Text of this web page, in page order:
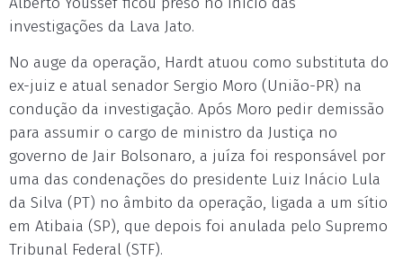
investigações da Lava Jato.
No auge da operação, Hardt atuou como substituta do
ex-juiz e atual senador Sergio Moro (União-PR) na
condução da investigação. Após Moro pedir demissão
para assumir o cargo de ministro da Justiça no
governo de Jair Bolsonaro, a juíza foi responsável por
uma das condenações do presidente Luiz Inácio Lula
da Silva (PT) no âmbito da operação, ligada a um sítio
em Atibaia (SP), que depois foi anulada pelo Supremo
Tribunal Federal (STF).